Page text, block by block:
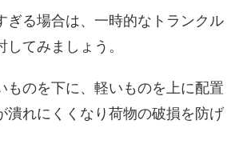
ぎる場合は、一時的なトランクル
てみましょう。
ものを下に、軽いものを上に配置
潰れにくくなり荷物の破損を防げ